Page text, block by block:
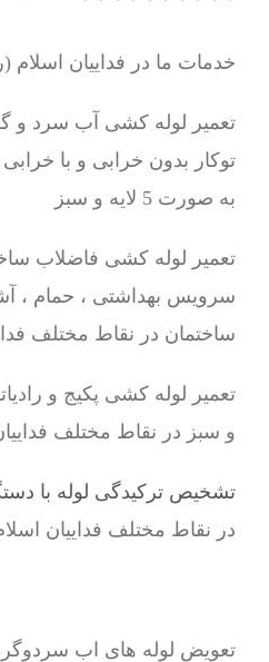
خدمات ما در فداییان اسلام
تعمیر لوله کشی آب سرد و
توکار بدون خرابی و با
به صورت 5 لایه و سبز
تعمیر لوله کشی فاضلاب
سرویس بهداشتی ، حمام ،
ساختمان در نقاط مختلف
و سبز در نقاط مختلف
تشخیص ترکیدگی لوله با
در نقاط مختلف فداییان
تعویض لوله های اب